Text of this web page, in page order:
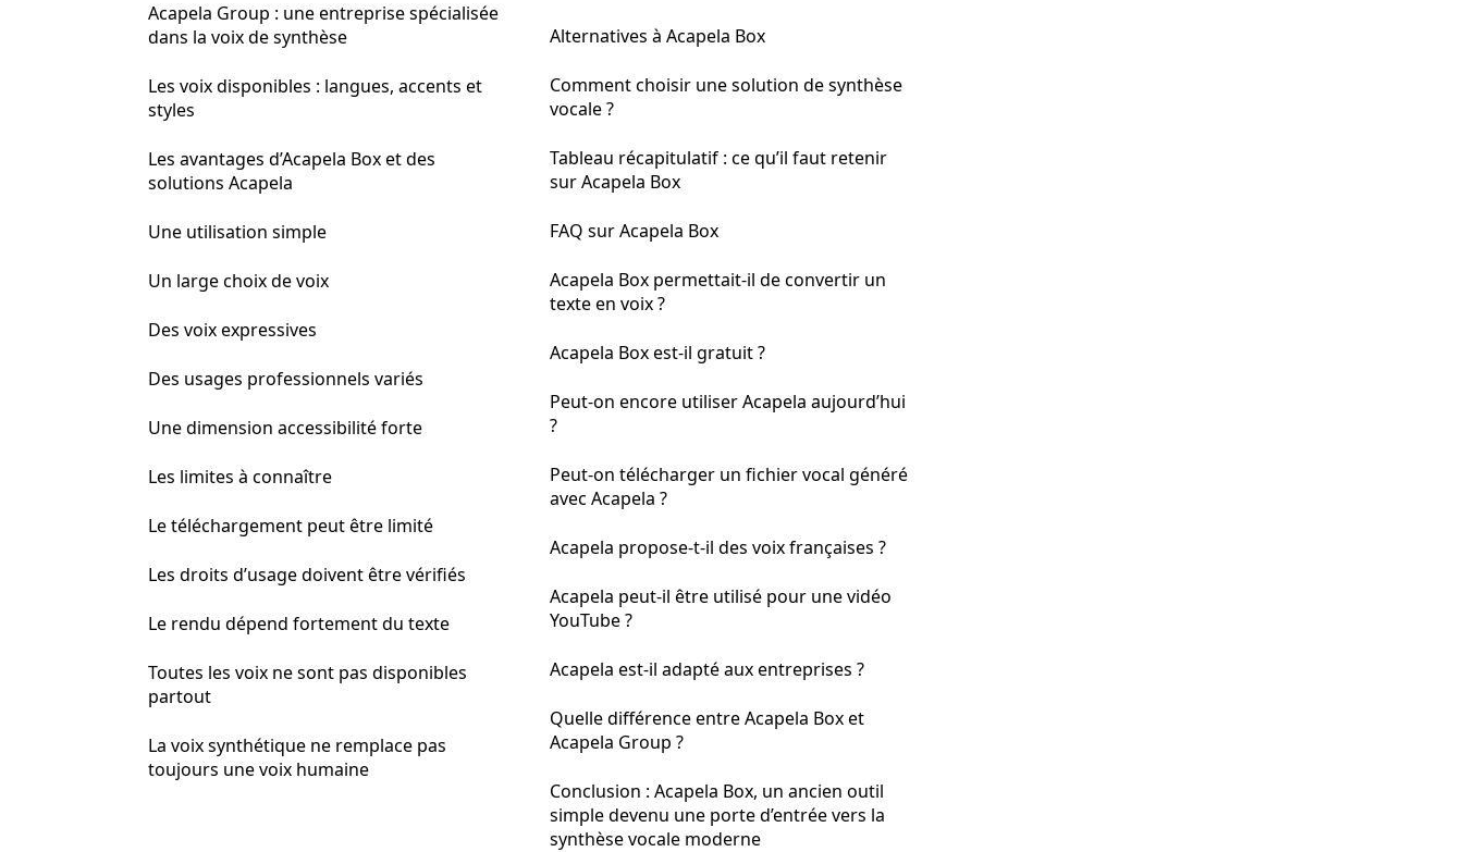
Acapela Group : une entreprise spécialisée
dans la voix de synthèse
Les voix disponibles : langues, accents et
styles
Les avantages d’Acapela Box et des
solutions Acapela
Une utilisation simple
Un large choix de voix
Des voix expressives
Des usages professionnels variés
Une dimension accessibilité forte
Les limites à connaître
Le téléchargement peut être limité
Les droits d’usage doivent être vérifiés
Le rendu dépend fortement du texte
Toutes les voix ne sont pas disponibles
partout
La voix synthétique ne remplace pas
toujours une voix humaine
Alternatives à Acapela Box
Comment choisir une solution de synthèse
vocale ?
Tableau récapitulatif : ce qu’il faut retenir
sur Acapela Box
FAQ sur Acapela Box
Acapela Box permettait-il de convertir un
texte en voix ?
Acapela Box est-il gratuit ?
Peut-on encore utiliser Acapela aujourd’hui
?
Peut-on télécharger un fichier vocal généré
avec Acapela ?
Acapela propose-t-il des voix françaises ?
Acapela peut-il être utilisé pour une vidéo
YouTube ?
Acapela est-il adapté aux entreprises ?
Quelle différence entre Acapela Box et
Acapela Group ?
Conclusion : Acapela Box, un ancien outil
simple devenu une porte d’entrée vers la
synthèse vocale moderne